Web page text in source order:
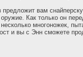
вам
Как только он
многоножек,
и вы с Энн сможете